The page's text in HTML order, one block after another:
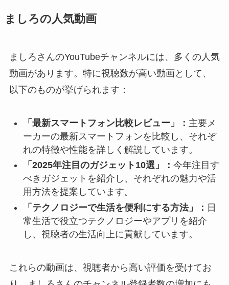
ましろの人気動画
ましろさんのYouTubeチャンネルには、多くの人気
動画があります。特に視聴数が高い動画として、
以下のものが挙げられます：
「最新スマートフォン比較レビュー」： 主要メ
ーカーの最新スマートフォンを比較し、それぞ
れの特徴や性能を詳しく解説しています。
「2025年注目のガジェット10選」： 今年注目す
べきガジェットを紹介し、それぞれの魅力や活
用方法を提案しています。
「テクノロジーで生活を便利にする方法」： 日
常生活で役立つテクノロジーやアプリを紹介
し、視聴者の生活向上に貢献しています。
これらの動画は、視聴者から高い評価を受けてお